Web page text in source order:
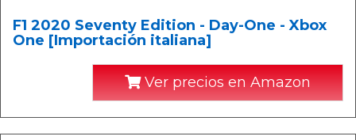
F1 2020 Seventy Edition - Day-One - Xbox
One [Importación italiana]
Ver precios en Amazon